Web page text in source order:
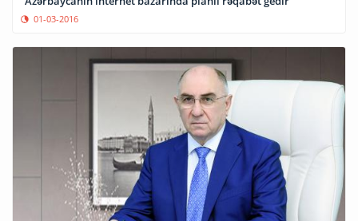
01-03-2016